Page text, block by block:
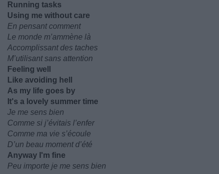
Running tasks
Using me without care
En pensant comment
Le monde m’ammène là
Accomplissant des taches
M’utilisant sans attention
Feeling well
Like avoiding hell
As my life goes by
It's a lovely summer time
Je me sens bien
Comme si j’évitais l’enfer
Comme ma vie s’écoule
D’un beau moment d’été
Anyway I'm fine
Peu importe je me sens bien